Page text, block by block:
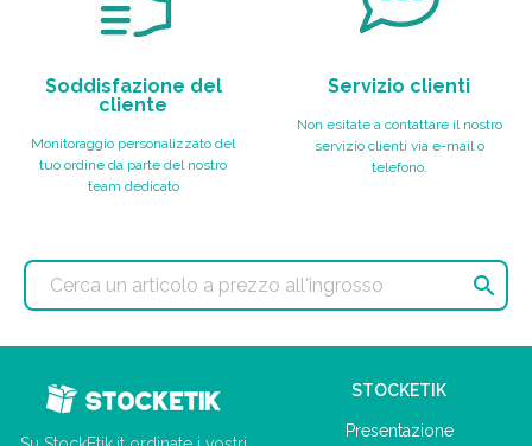
Soddisfazione del
cliente
Monitoraggio personalizzato del
tuo ordine da parte del nostro
team dedicato
Servizio clienti
Non esitate a contattare il nostro
servizio clienti via e-mail o
telefono.

STOCKETIK
Presentazione